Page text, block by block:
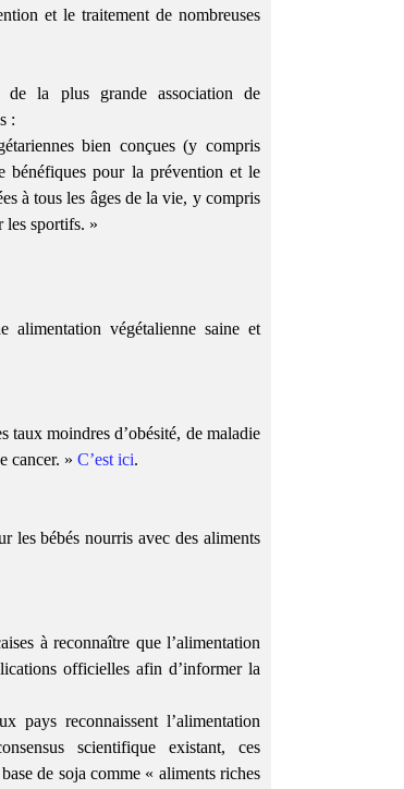
et le traitement de nombreuses
de la plus grande association de
:
bien conçues (y compris
bénéfiques pour la prévention et le
à tous les âges de la vie, y compris
les sportifs. »
végétalienne saine et
taux moindres d’obésité, de maladie
cancer. » C’est ici.
les bébés nourris avec des aliments
à reconnaître que l’alimentation
officielles afin d’informer la
pays reconnaissent l’alimentation
scientifique existant, ces
de soja comme « aliments riches